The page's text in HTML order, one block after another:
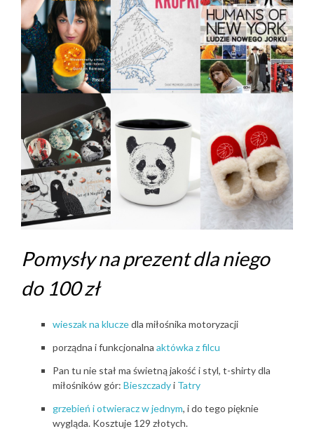
Pomysły na prezent dla niego
do 100 zł
wieszak na kluczedla miłośnika motoryzacji
porządna i funkcjonalna aktówka z filcu
Pan tu nie stał ma świetną jakość i styl, t-shirty dla
miłośników gór: Bieszczadyi Tatry
grzebień i otwieracz w jednym, i do tego pięknie
wygląda. Kosztuje 129 złotych.